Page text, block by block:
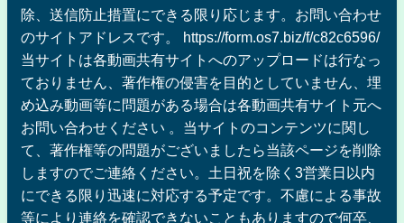
除、送信防止措置にできる限り応じます。お問い合わせ
のサイトアドレスです。 https://form.os7.biz/f/c82c6596/
当サイトは各動画共有サイトへのアップロードは行なっ
ておりません、著作権の侵害を目的としていません、埋
め込み動画等に問題がある場合は各動画共有サイト元へ
お問い合わせください 。当サイトのコンテンツに関し
て、著作権等の問題がございましたら当該ページを削除
しますのでご連絡ください。土日祝を除く3営業日以内
にできる限り迅速に対応する予定です。不慮による事故
等により連絡を確認できないこともありますので何卒、